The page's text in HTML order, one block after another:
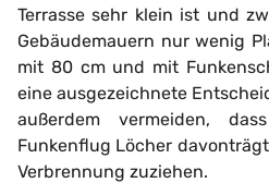
Terrasse sehr klein ist und
Gebäudemauern nur wenig
mit 80 cm und mit
eine ausgezeichnete
außerdem vermeiden,
Funkenflug Löcher
Verbrennung zuziehen.